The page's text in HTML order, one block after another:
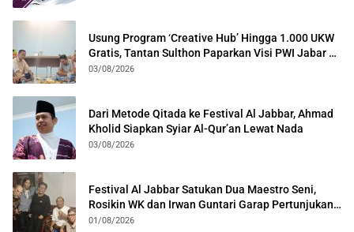
Usung Program ‘Creative Hub’ Hingga 1.000 UKW
Gratis, Tantan Sulthon Paparkan Visi PWI Jabar di
Kota Bogor
03/08/2026
Dari Metode Qitada ke Festival Al Jabbar, Ahmad
Kholid Siapkan Syiar Al-Qur’an Lewat Nada
03/08/2026
Festival Al Jabbar Satukan Dua Maestro Seni,
Rosikin WK dan Irwan Guntari Garap Pertunjukan
Kolosal
01/08/2026